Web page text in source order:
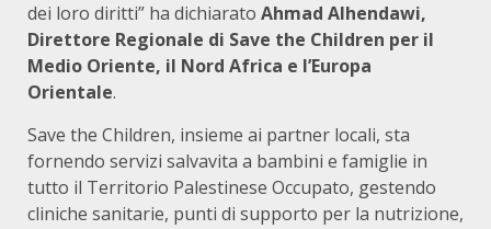
dei loro diritti” ha dichiarato Ahmad Alhendawi,
Direttore Regionale di Save the Children per il
Medio Oriente, il Nord Africa e l’Europa
Orientale.
Save the Children, insieme ai partner locali, sta
fornendo servizi salvavita a bambini e famiglie in
tutto il Territorio Palestinese Occupato, gestendo
cliniche sanitarie, punti di supporto per la nutrizione,